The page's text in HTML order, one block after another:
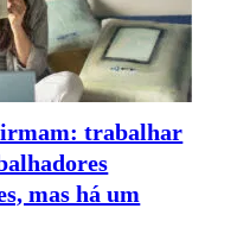
trabalhar
mas há um